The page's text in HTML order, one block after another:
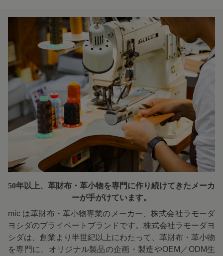
50年以上、革財布・革小物を専門に作り続けてきたメーカ
ーが手がけています。
mic は革財布・革小物専業のメーカー、株式会社ラモーダ
ヨシダのプライベートブランドです。株式会社ラモーダヨ
シダは、創業より半世紀以上にわたって、革財布・革小物
を専門に、オリジナル製品の企画・製造やOEM／ODM生